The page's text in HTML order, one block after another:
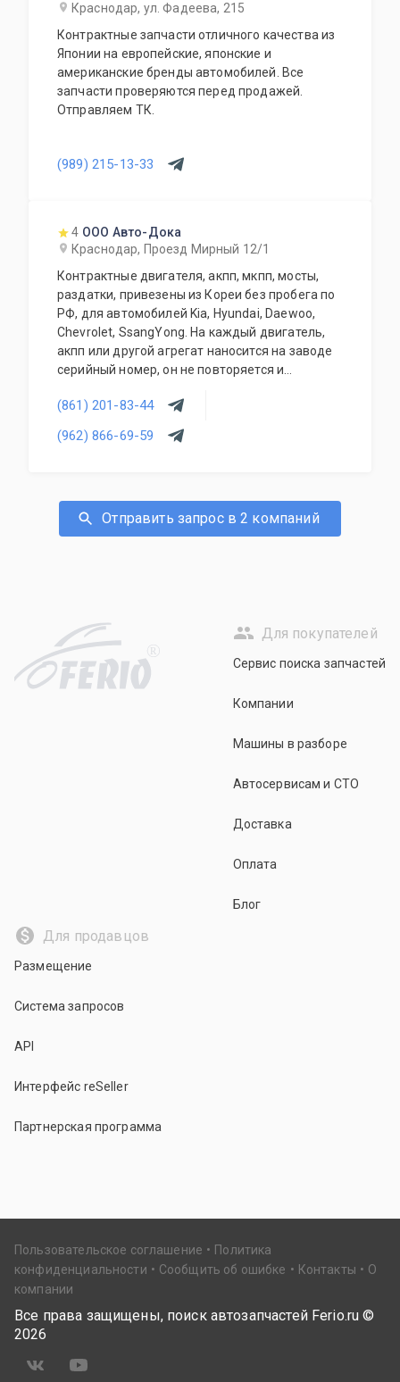
Краснодар, ул. Фадеева, 215
Контрактные запчасти отличного качества из
Японии на европейские, японские и
американские бренды автомобилей. Все
запчасти проверяются перед продажей.
Отправляем ТК.
(989) 215-13-33
4 ООО Авто-Дока
Краснодар, Проезд Мирный 12/1
Контрактные двигателя, акпп, мкпп, мосты,
раздатки, привезены из Кореи без пробега по
РФ, для автомобилей Kia, Hyundai, Daewoo,
Chevrolet, SsangYong. На каждый двигатель,
акпп или другой агрегат наносится на заводе
серийный номер, он не повторяется и
ошибёмся, и отправим вам тот экземпляр,
который вы закажете.
(861) 201-83-44
(962) 866-69-59
Отправить запрос в 2 компаний
R
Для покупателей
Сервис поиска запчастей
Компании
Машины в разборе
Автосервисам и СТО
Доставка
Оплата
Блог
Для продавцов
Размещение
Система запросов
API
Интерфейс reSeller
Партнерская программа
Пользовательское соглашение
Политика
конфиденциальности
Сообщить об ошибке Контакты
О
компании
Все права защищены, поиск автозапчастей Ferio.ru ©
2026